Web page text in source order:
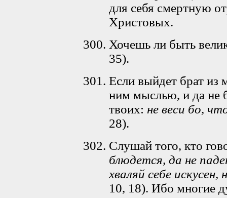
для себя смертную
Христовых.
Хочешь ли быть
35).
Если выйдет брат из
ним мыслью, и да не
твоих: не веси бо,
28).
Слушай того, кто
блюдется, да не
хваляй себе
10, 18). Ибо многие